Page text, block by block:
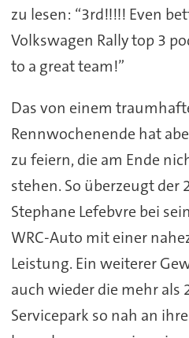
zu lesen: “3rd!!!!! Even
Volkswagen Rally top 3
to a great team!”
Das von einem
Rennwochenende hat
zu feiern, die am Ende
stehen. So überzeugt der
Stephane Lefebvre bei
WRC-Auto mit einer
Leistung. Ein weiterer
auch wieder die mehr als
Servicepark so nah an